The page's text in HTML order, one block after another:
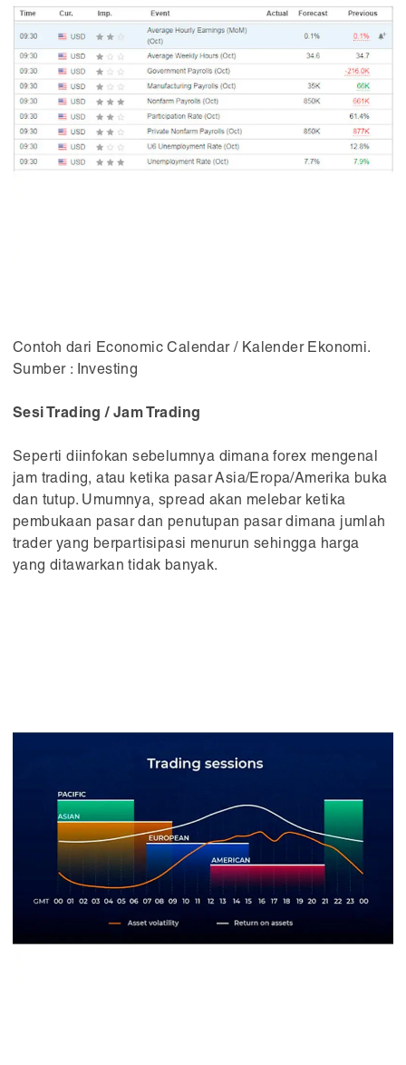
Contoh dari Economic Calendar / Kalender Ekonomi.
Sumber : Investing
Sesi Trading / Jam Trading
Seperti diinfokan sebelumnya dimana forex mengenal
jam trading, atau ketika pasar Asia/Eropa/Amerika buka
dan tutup. Umumnya, spread akan melebar ketika
pembukaan pasar dan penutupan pasar dimana jumlah
trader yang berpartisipasi menurun sehingga harga
yang ditawarkan tidak banyak.